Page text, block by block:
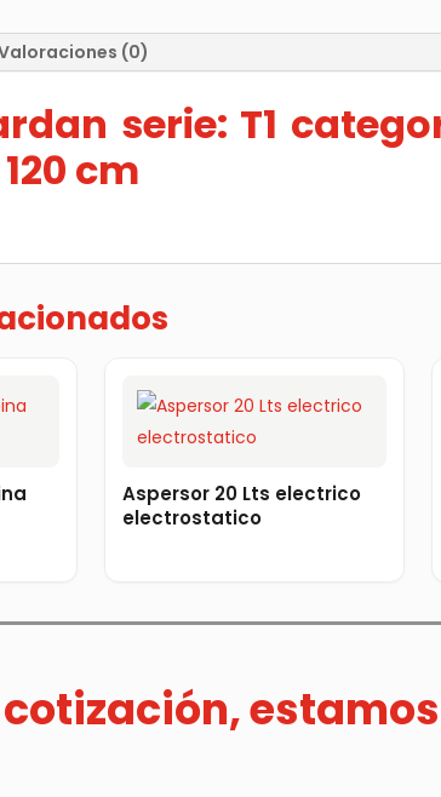
(0)
serie: T1
cm
Aspersor 20 Lts electrico
electrostatico
cotización,